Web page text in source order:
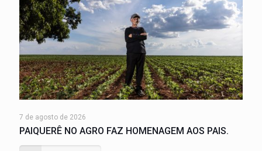
7 de agosto de 2026
PAIQUERÊ NO AGRO FAZ HOMENAGEM AOS PAIS.